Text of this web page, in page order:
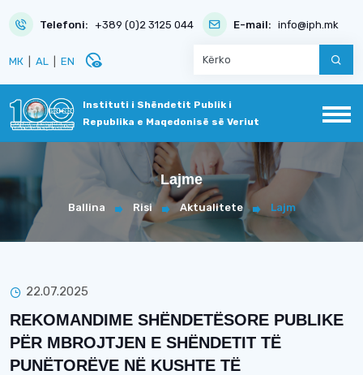
Telefoni: +389 (0)2 3125 044 E-mail: info@iph.mk
МК AL EN disabled_visible
Instituti i Shëndetit Publik i
Republika e Maqedonisë së Veriut
Lajme
Ballina Risi Aktualitete Lajm
22.07.2025
REKOMANDIME SHËNDETËSORE PUBLIKE
PËR MBROJTJEN E SHËNDETIT TË
PUNËTORËVE NË KUSHTE TË